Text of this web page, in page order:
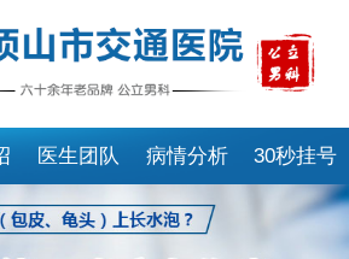
医生团队 病情分析 30秒挂号